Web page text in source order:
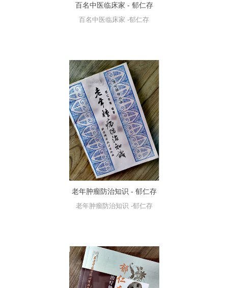
百名中医临床家 - 郁仁存
百名中医临床家 -郁仁存
老年肿瘤防治知识 - 郁仁存
老年肿瘤防治知识 -郁仁存